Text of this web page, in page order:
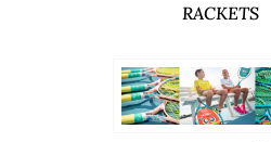
RACKETS